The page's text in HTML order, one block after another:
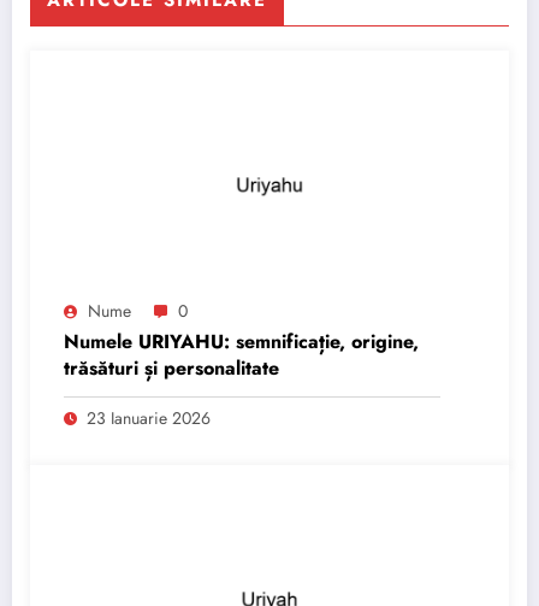
Nume 0
Numele URIYAHU: semnificație, origine,
trăsături și personalitate
23 Ianuarie 2026